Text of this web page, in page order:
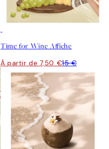
Time for Wine Affiche
À partir de 7,50 €15 €